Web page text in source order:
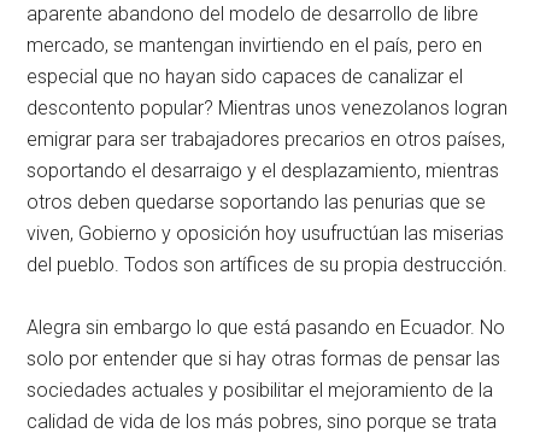
aparente abandono del modelo de desarrollo de libre
mercado, se mantengan invirtiendo en el país, pero en
especial que no hayan sido capaces de canalizar el
descontento popular? Mientras unos venezolanos logran
emigrar para ser trabajadores precarios en otros países,
soportando el desarraigo y el desplazamiento, mientras
otros deben quedarse soportando las penurias que se
viven, Gobierno y oposición hoy usufructúan las miserias
del pueblo. Todos son artífices de su propia destrucción.
Alegra sin embargo lo que está pasando en Ecuador. No
solo por entender que si hay otras formas de pensar las
sociedades actuales y posibilitar el mejoramiento de la
calidad de vida de los más pobres, sino porque se trata